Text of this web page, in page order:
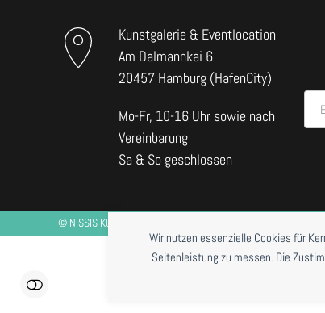
Wir nutzen essenzielle Cookies für
Seitenleistung zu messen. Die
Kunstgalerie & Eventlocation
Am Dalmannkai 6
20457 Hamburg (HafenCity)
Mo-Fr, 10-16 Uhr sowie nach
Vereinbarung
Sa & So geschlossen
© NISSIS KUNSTKANTINE